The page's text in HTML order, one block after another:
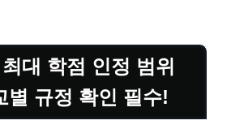
대 학점 인정 범위
별 규정 확인 필수!